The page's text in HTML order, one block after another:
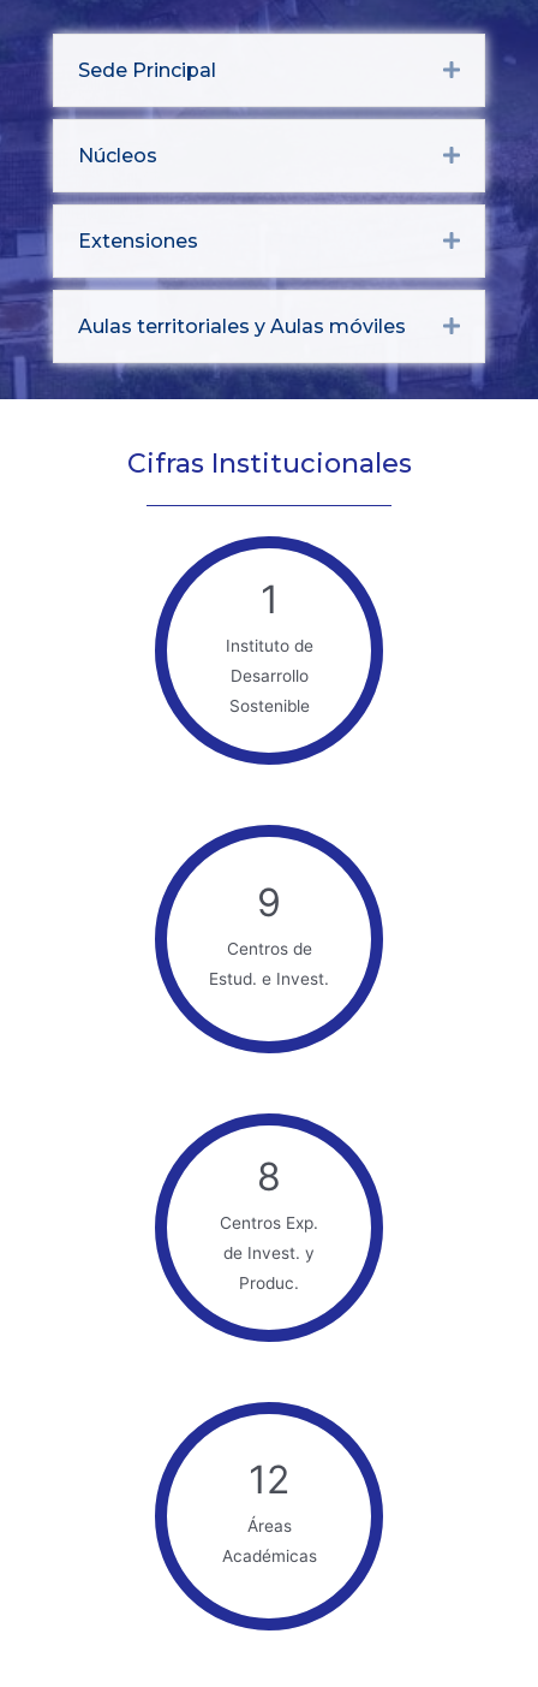
Sede Principal Expand
Núcleos Expand
Extensiones Expand
Aulas territoriales y Aulas móviles Expand
Cifras Institucionales
1
Instituto de
Desarrollo
Sostenible
9
Centros de
Estud. e Invest.
8
Centros Exp.
de Invest. y
Produc.
12
Áreas
Académicas